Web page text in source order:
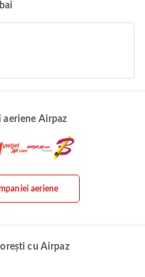
aeriene Airpaz
aeriene
cu Airpaz